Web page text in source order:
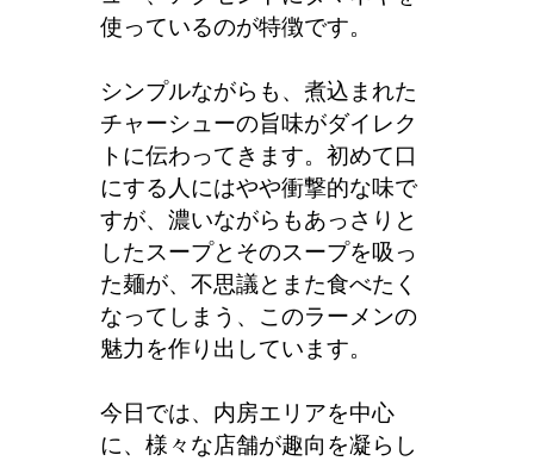
使っているのが特徴です。
シンプルながらも、煮込まれた
チャーシューの旨味がダイレク
トに伝わってきます。初めて口
にする人にはやや衝撃的な味で
すが、濃いながらもあっさりと
したスープとそのスープを吸っ
た麺が、不思議とまた食べたく
なってしまう、このラーメンの
魅力を作り出しています。
今日では、内房エリアを中心
に、様々な店舗が趣向を凝らし